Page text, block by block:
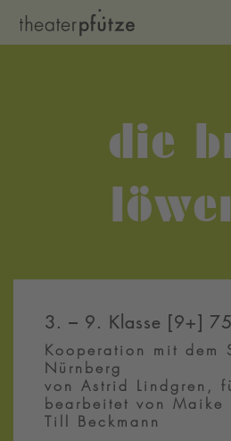
die
3. – 9. Klasse [9+]
Kooperation mit dem
Nürnberg
von Astrid Lindgren,
bearbeitet von Maike
Till Beckmann